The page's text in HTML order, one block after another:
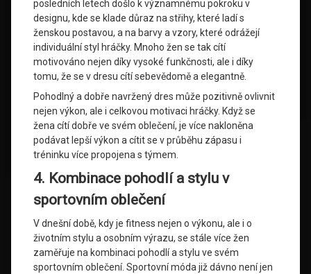
posledních letech došlo k významnému pokroku v
designu, kde se klade důraz na střihy, které ladí s
ženskou postavou, a na barvy a vzory, které odrážejí
individuální styl hráčky. Mnoho žen se tak cítí
motivováno nejen díky vysoké funkčnosti, ale i díky
tomu, že se v dresu cítí sebevědomě a elegantně.
Pohodlný a dobře navržený dres může pozitivně ovlivnit
nejen výkon, ale i celkovou motivaci hráčky. Když se
žena cítí dobře ve svém oblečení, je více nakloněna
podávat lepší výkon a cítit se v průběhu zápasu i
tréninku více propojena s týmem.
4. Kombinace pohodlí a stylu v
sportovním oblečení
V dnešní době, kdy je fitness nejen o výkonu, ale i o
životním stylu a osobním výrazu, se stále více žen
zaměřuje na kombinaci pohodlí a stylu ve svém
sportovním oblečení. Sportovní móda již dávno není jen